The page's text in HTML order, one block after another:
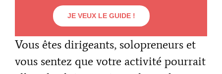
JE VEUX LE GUIDE !
Vous êtes dirigeants, solopreneurs et
vous sentez que votre activité pourrait